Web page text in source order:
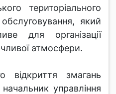
територіального
який
для організації
атмосфери.
відкриття змагань
управління